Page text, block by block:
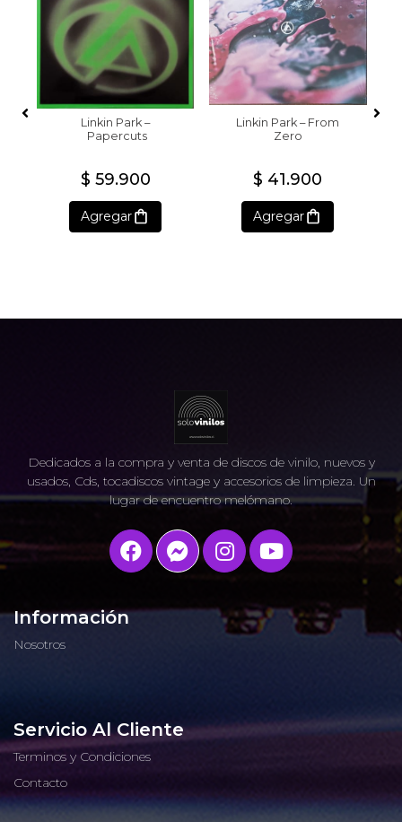
Linkin Park –
Papercuts
$ 59.900
Agregar
Linkin Park – From
Zero
$ 41.900
Agregar
Dedicados a la compra y venta de discos de vinilo, nuevos y
usados, Cds, tocadiscos vintage y accesorios de limpieza. Un
lugar de encuentro melómano.
Información
Nosotros
Servicio Al Cliente
Terminos y Condiciones
Contacto